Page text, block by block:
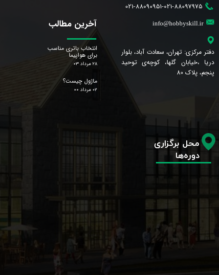
021-88090951-021-88097975
info@hobbyskill.ir
دفتر مرکزی: تهران، سعادت آباد، بلوار
دریا ،خیابان گلها، کوچه‌ی توحید
پنجم، پلاک 80
آخرین مطالب
انتخاب باتری مناسب
برای هواپیما
۲۸ مرداد ۰۳
ماژول چیست؟
۰۲ مرداد ۰۰
محل برگزاری
دوره‌ها